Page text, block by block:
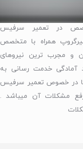
در تعمیر سرفیس
همراه با متخصص
و مجرب ترین نیروهای
آمادگی خدمت رسانی به
در خصوص تعمیر سرفیس
مشکلات آن میباشد .